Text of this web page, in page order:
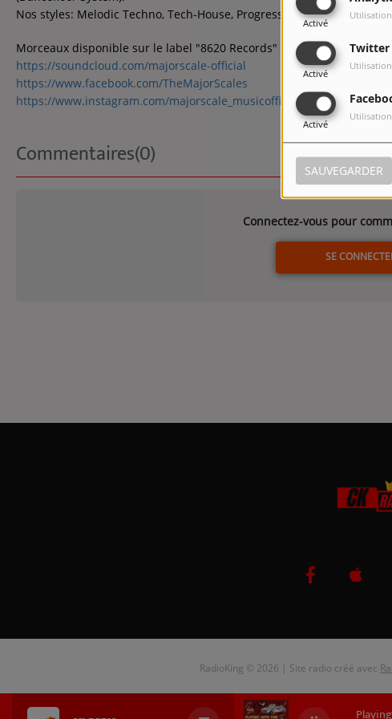
Activé
Twitter
Activé
Activé
SAUVEGARDER
Nos styles: Melodic Techno, Tech-House, Progressive et House.
Morceaux disponible sur le label "8620 Records" (Lemon Juice Records)
https://soundcloud.com/majorscale-official
https://www.facebook.com/TheMajorScales
https://www.instagram.com/majorscale_musicofficial/
Commentaires(0)
Connectez-vous pour
SE
RadioKing © 2026 | Site radio créé avec